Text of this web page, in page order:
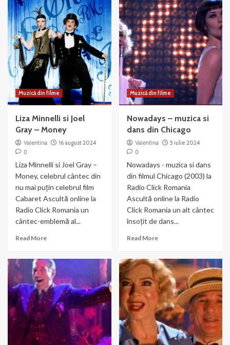
Muzică din filme
Liza Minnelli si Joel
Gray – Money
Valentina
16 august 2024
0
Liza Minnelli si Joel Gray –
Money, celebrul cântec din
nu mai puțin celebrul film
Cabaret Ascultă online la
Radio Click Romania un
cântec-emblemă al...
Read MoreRead
Liza
Minnelli
si
Joel
Gray
Muzică din filme
Nowadays – muzica si
dans din Chicago
Valentina
5 iulie 2024
0
Nowadays - muzica si dans
din filmul Chicago (2003) la
Radio Click Romania
Ascultă online la Radio
Click Romania un alt cântec
însoțit de dans...
Read MoreRead
Nowadays
–
muzica
si
dans
din
Chicago